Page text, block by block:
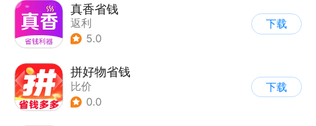
真香省钱
返利
5.0
下载
拼好物省钱
比价
0.0
下载